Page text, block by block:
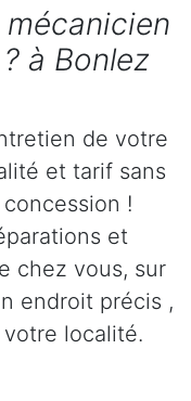
à Bonlez
de votre
et tarif sans
!
et
chez vous, sur
endroit précis ,
localité.